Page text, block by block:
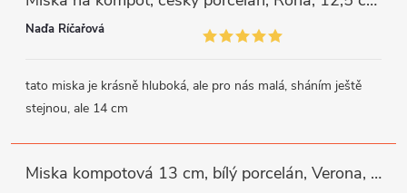
Naďa Říčařová
tato miska je krásně hluboká, ale pro nás malá, sháním ještě
stejnou, ale 14 cm
Miska kompotová 13 cm, bílý porcelán, Verona, G. Benedikt